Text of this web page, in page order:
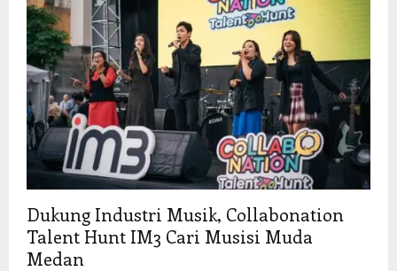
Dukung Industri Musik, Collabonation
Talent Hunt IM3 Cari Musisi Muda
Medan